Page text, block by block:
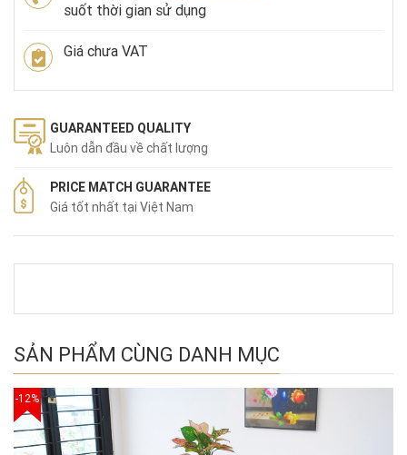
suốt thời gian sử dụng
Giá chưa VAT
GUARANTEED QUALITY
Luôn dẫn đầu về chất lượng
PRICE MATCH GUARANTEE
Giá tốt nhất tại Việt Nam
SẢN PHẨM CÙNG DANH MỤC
-12%